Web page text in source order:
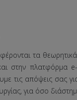
τα
στην
τις απόψεις σας
για όσο